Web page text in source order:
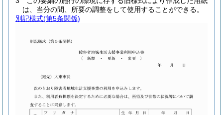
は、当分の間、所要の調整をして使用することができる。
別記様式(第5条関係)